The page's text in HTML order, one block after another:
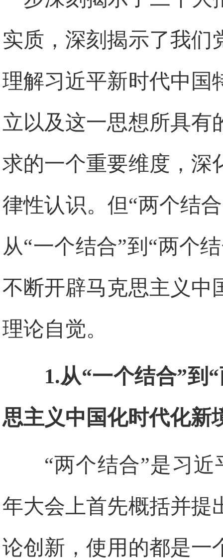
实质，深刻揭示了我们
理解习近平新时代中国
立以及这一思想所具有
求的一个重要维度，深
律性认识。但“两个结
从“一个结合”到“两个
不断开辟马克思主义中
理论自觉。
1.从“一个结合”到
思主义中国化时代化新
“两个结合”是习
年大会上首先概括并提
论创新，使用的都是一